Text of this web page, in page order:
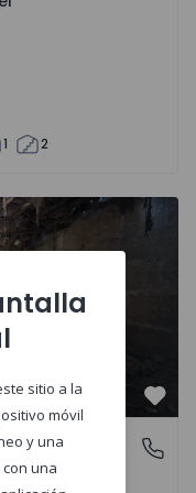
1 2
e Justes - 1575189 - 1
Real
Real
sitio a la
móvil
y una
una